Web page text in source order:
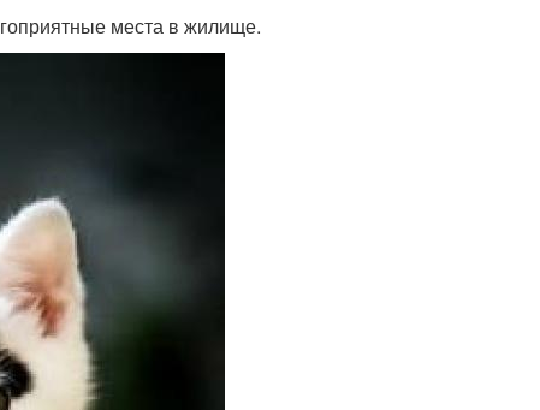
места в жилище.